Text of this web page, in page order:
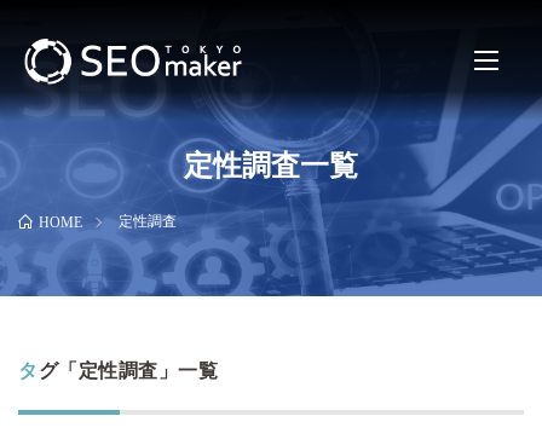
定性調査一覧
HOME 定性調査
タグ「定性調査」一覧